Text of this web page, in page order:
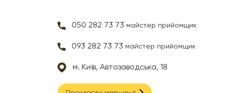
050 282 73 73 майстер прийомщик
093 282 73 73 майстер прийомщик
м. Київ, Автозаводська, 18